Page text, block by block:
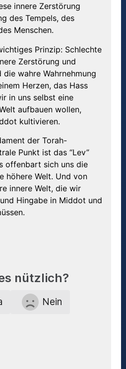
innere Zerstörung
des Tempels, des
Menschen.
Prinzip: Schlechte
Zerstörung und
wahre Wahrnehmung
Herzen, das Hass
in uns selbst eine
aufbauen wollen,
kultivieren.
der Torah-
Punkt ist das “Lev”
offenbart sich uns die
höhere Welt. Und von
innere Welt, die wir
Hingabe in Middot und
nützlich?
Nein